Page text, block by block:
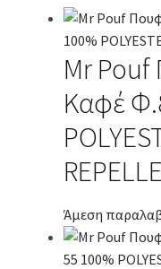
Mr
Καφέ
Άμεση